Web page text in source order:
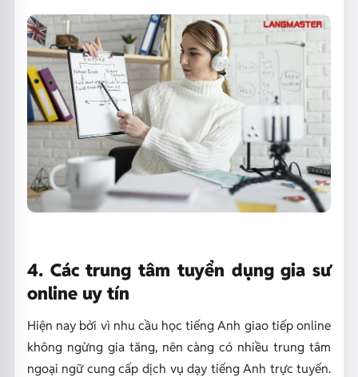
4. Các trung tâm tuyển dụng gia sư
online uy tín
Hiện nay bởi vì nhu cầu học tiếng Anh giao tiếp online
không ngừng gia tăng, nên càng có nhiều trung tâm
ngoại ngữ cung cấp dịch vụ dạy tiếng Anh trực tuyến.